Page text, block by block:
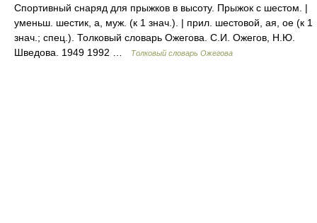
Спортивный снаряд для прыжков в высоту. Прыжок с шестом. |
уменьш. шестик, а, муж. (к 1 знач.). | прил. шестовой, ая, ое (к 1
знач.; спец.). Толковый словарь Ожегова. С.И. Ожегов, Н.Ю.
Шведова. 1949 1992 …
Толковый словарь Ожегова